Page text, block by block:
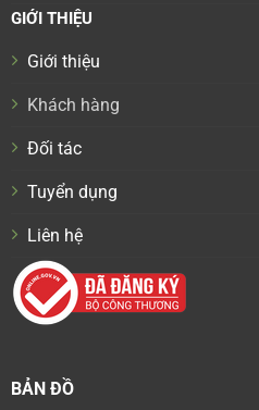
GIỚI THIỆU
Giới thiệu
Khách hàng
Đối tác
Tuyển dụng
Liên hệ
BẢN ĐỒ